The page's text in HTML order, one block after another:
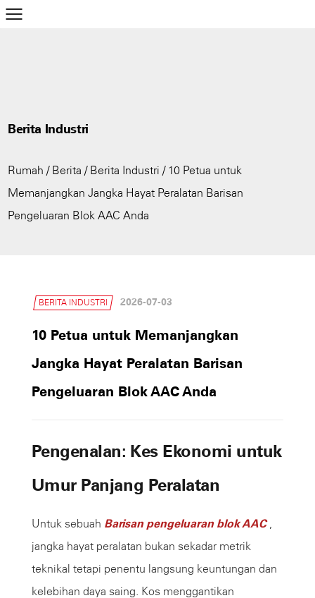
Berita Industri
Rumah / Berita / Berita Industri / 10 Petua untuk
Memanjangkan Jangka Hayat Peralatan Barisan
Pengeluaran Blok AAC Anda
BERITA INDUSTRI 2026-07-03
10 Petua untuk Memanjangkan
Jangka Hayat Peralatan Barisan
Pengeluaran Blok AAC Anda
Pengenalan: Kes Ekonomi untuk
Umur Panjang Peralatan
Untuk sebuah Barisan pengeluaran blok AAC,
jangka hayat peralatan bukan sekadar metrik
teknikal tetapi penentu langsung keuntungan dan
kelebihan daya saing. Kos menggantikan